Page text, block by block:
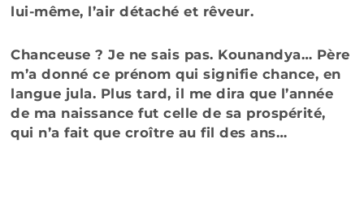
lui-même, l’air détaché et rêveur.
Chanceuse ? Je ne sais pas. Kounandya… Père
m’a donné ce prénom qui signifie chance, en
langue jula. Plus tard, il me dira que l’année
de ma naissance fut celle de sa prospérité,
qui n’a fait que croître au fil des ans…